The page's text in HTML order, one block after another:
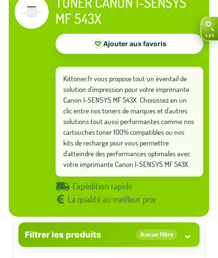
MF 543X
♡ Ajouter aux favoris
Kittoner.fr vous propose tout un éventail de
solution d'impression pour votre imprimante
Canon I-SENSYS MF 543X. Choisissez en un
clic entre nos toners de marques et d'autres
solutions tout aussi performantes comme nos
cartouches toner 100% compatibles ou nos
kits de recharge pour vous permettre
d'atteindre des performances optimales avec
votre imprimante Canon I-SENSYS MF 543X.
Expédition rapide
La qualité au meilleur prix
Filtrer les produits Aucun filtre ⌄